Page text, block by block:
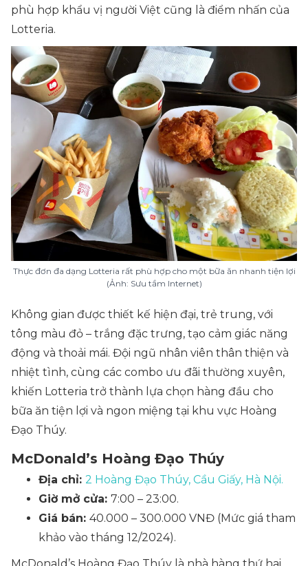
phù hợp khẩu vị người Việt cũng là điểm nhấn của
Lotteria.
Thực đơn đa dạng Lotteria rất phù hợp cho một bữa ăn nhanh tiện lợi
(Ảnh: Sưu tầm Internet)
Không gian được thiết kế hiện đại, trẻ trung, với
tông màu đỏ – trắng đặc trưng, tạo cảm giác năng
động và thoải mái. Đội ngũ nhân viên thân thiện và
nhiệt tình, cùng các combo ưu đãi thường xuyên,
khiến Lotteria trở thành lựa chọn hàng đầu cho
bữa ăn tiện lợi và ngon miệng tại khu vực Hoàng
Đạo Thúy.
McDonald’s Hoàng Đạo Thúy
Địa chỉ: 2 Hoàng Đạo Thúy, Cầu Giấy, Hà Nội.
Giờ mở cửa: 7:00 – 23:00.
Giá bán: 40.000 – 300.000 VNĐ (Mức giá tham
khảo vào tháng 12/2024).